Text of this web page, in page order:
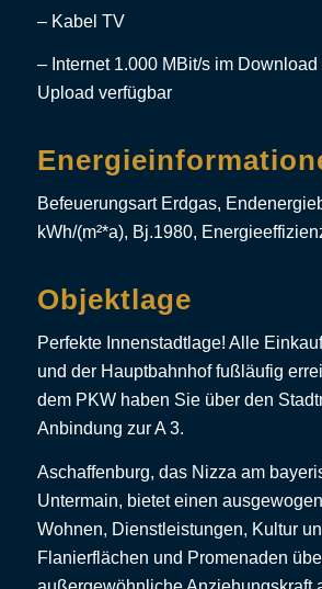
– Kabel TV
– Internet 1.000 MBit/s im
Upload verfügbar
Befeuerungsart Erdgas,
kWh/(m²*a), Bj.1980,
Objektlage
Perfekte Innenstadtlage! Alle
und der Hauptbahnhof fußläufig
dem PKW haben Sie über den
Anbindung zur A 3.
Aschaffenburg, das Nizza am
Untermain, bietet einen
Wohnen, Dienstleistungen, Kultur
Flanierflächen und Promenaden